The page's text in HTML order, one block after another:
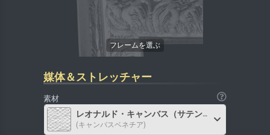
媒体＆ストレッチャー
素材
レオナルド・キャンバス（サテン）
(キャンバスベネチア)